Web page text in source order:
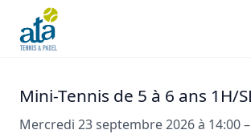
Mini-Tennis de 5 à 6 ans 1H/
Mercredi 23 septembre 2026 à 14:00